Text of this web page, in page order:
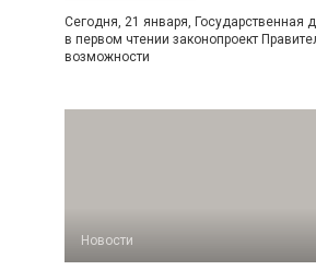
Сегодня, 21 января, Государственная
в первом чтении законопроект
возможности
Новости